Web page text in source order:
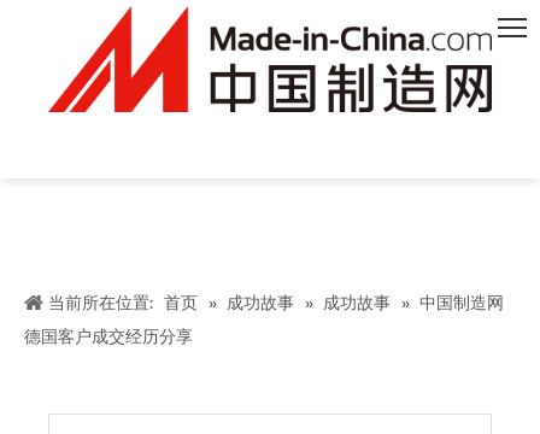
当前所在位置: 首页 » 成功故事 » 成功故事 » 中国制造网
德国客户成交经历分享